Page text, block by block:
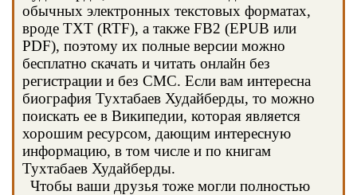
обычных электронных текстовых форматах,
вроде TXT (RTF), а также FB2 (EPUB или
PDF), поэтому их полные версии можно
бесплатно скачать и читать онлайн без
регистрации и без СМС. Если вам интересна
биография Тухтабаев Худайберды, то можно
поискать ее в Википедии, которая является
хорошим ресурсом, дающим интересную
информацию, в том числе и по книгам
Тухтабаев Худайберды.
Чтобы ваши друзья тоже могли полностью